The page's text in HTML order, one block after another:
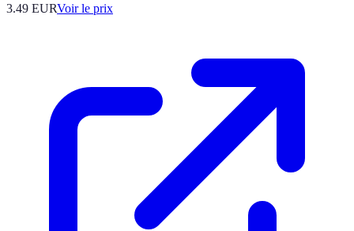
3.49 EURVoir le prix